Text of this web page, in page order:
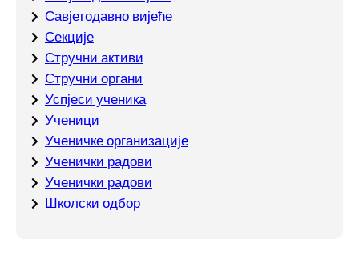
Савјетодавно вијеће
Секције
Стручни активи
Стручни органи
Успјеси ученика
Ученици
Ученичке организације
Ученички радови
Ученички радови
Школски одбор